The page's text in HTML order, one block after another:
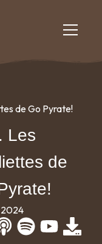
de Go Pyrate!
Les
de
2024